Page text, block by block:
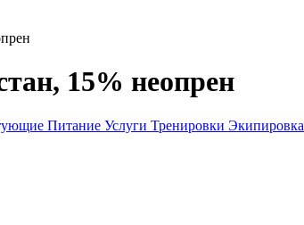
15% неопрен
Питание Услуги Тренировки Экипировка